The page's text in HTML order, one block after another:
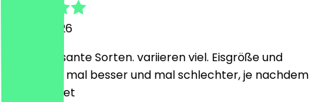
11. April 2026
So interessante Sorten. variieren viel. Eisgröße und
Bedienung mal besser und mal schlechter, je nachdem
wer arbeitet